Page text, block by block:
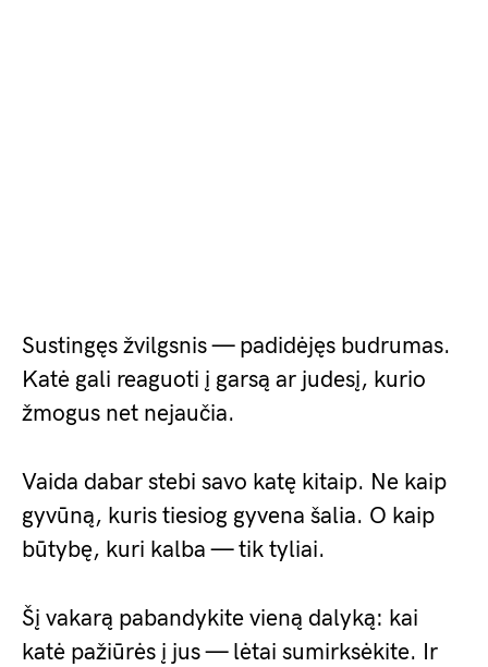
Sustingęs žvilgsnis — padidėjęs budrumas.
Katė gali reaguoti į garsą ar judesį, kurio
žmogus net nejaučia.
Vaida dabar stebi savo katę kitaip. Ne kaip
gyvūną, kuris tiesiog gyvena šalia. O kaip
būtybę, kuri kalba — tik tyliai.
Šį vakarą pabandykite vieną dalyką: kai
katė pažiūrės į jus — lėtai sumirksėkite. Ir